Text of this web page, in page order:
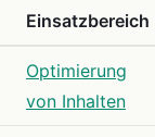
Einsatzbereich
Optimierung
von Inhalten